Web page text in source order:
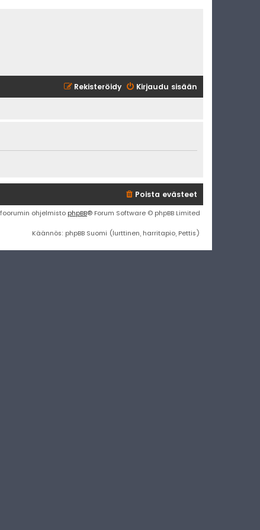
Kirjaudu sisään
Rekisteröidy
Poista evästeet
ohjelmisto phpBB® Forum Software © phpBB Limited
Käännös: phpBB Suomi (lurttinen, harritapio, Pettis)